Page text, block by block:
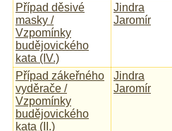
Případ děsivé
masky /
Vzpomínky
budějovického
kata (IV.)
Jindra
Jaromír
Případ zákeřného
vyděrače /
Vzpomínky
budějovického
kata (II.)
Jindra
Jaromír